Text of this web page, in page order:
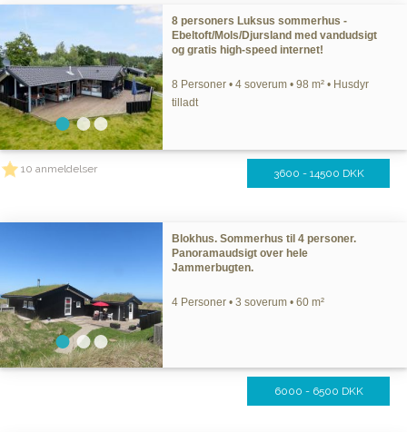
8 personers Luksus sommerhus -
Ebeltoft/Mols/Djursland med vandudsigt
og gratis high-speed internet!
8 Personer • 4 soverum • 98 m² • Husdyr
tilladt
10 anmeldelser 3600 - 14500 DKK
Blokhus. Sommerhus til 4 personer.
Panoramaudsigt over hele
Jammerbugten.
4 Personer • 3 soverum • 60 m²
6000 - 6500 DKK